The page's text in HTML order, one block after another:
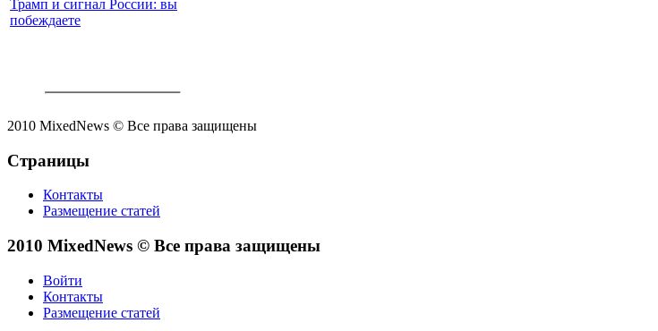
Трамп и сигнал России: вы
побеждаете
2010 MixedNews © Все права защищены
Страницы
Контакты
Размещение статей
2010 MixedNews © Все права защищены
Войти
Контакты
Размещение статей